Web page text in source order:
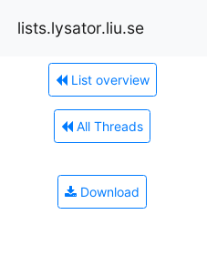
lists.lysator.liu.se
List overview
All Threads
Download